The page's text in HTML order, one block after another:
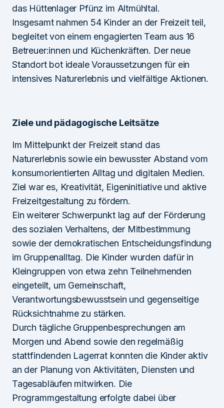
das Hüttenlager Pfünz im Altmühltal.
Insgesamt nahmen 54 Kinder an der Freizeit teil,
begleitet von einem engagierten Team aus 16
Betreuer:innen und Küchenkräften. Der neue
Standort bot ideale Voraussetzungen für ein
intensives Naturerlebnis und vielfältige Aktionen.
Ziele und pädagogische Leitsätze
Im Mittelpunkt der Freizeit stand das
Naturerlebnis sowie ein bewusster Abstand vom
konsumorientierten Alltag und digitalen Medien.
Ziel war es, Kreativität, Eigeninitiative und aktive
Freizeitgestaltung zu fördern.
Ein weiterer Schwerpunkt lag auf der Förderung
des sozialen Verhaltens, der Mitbestimmung
sowie der demokratischen Entscheidungsfindung
im Gruppenalltag. Die Kinder wurden dafür in
Kleingruppen von etwa zehn Teilnehmenden
eingeteilt, um Gemeinschaft,
Verantwortungsbewusstsein und gegenseitige
Rücksichtnahme zu stärken.
Durch tägliche Gruppenbesprechungen am
Morgen und Abend sowie den regelmäßig
stattfindenden Lagerrat konnten die Kinder aktiv
an der Planung von Aktivitäten, Diensten und
Tagesabläufen mitwirken. Die
Programmgestaltung erfolgte dabei über